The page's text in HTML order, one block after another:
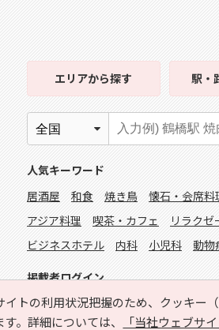
トの利用状況把握のため、クッキー
。詳細については、
「当社ウェブサ
エリアから探す 駅・
人気キーワード
居酒屋
和食 焼き鳥 懐石・会席料
アジア料理
喫茶・カフェ リラクゼ
ビジネスホテル
内科 小児科 動物
掲載者ログイン